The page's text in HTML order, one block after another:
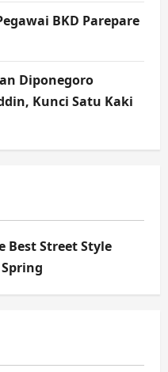
BKD Parepare
Diponegoro
Kunci Satu Kaki
Best Street Style